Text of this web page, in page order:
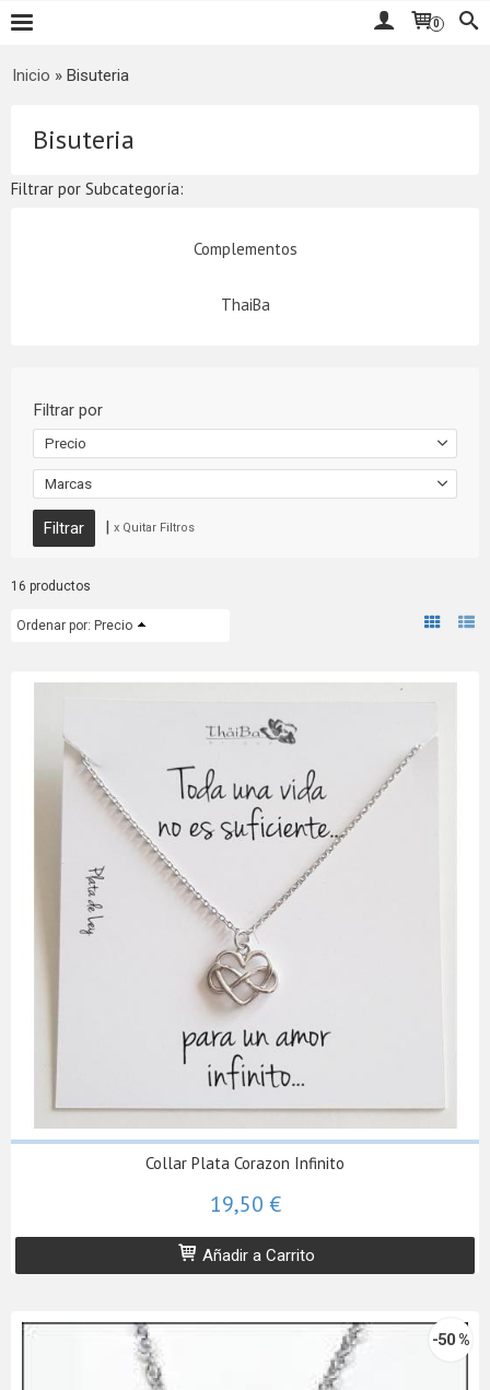
0
Inicio » Bisuteria
Bisuteria
Filtrar por Subcategoría:
Complementos
ThaiBa
Filtrar por
Precio
Marcas
| x Quitar Filtros
16 productos
Ordenar por: Precio
Collar Plata Corazon Infinito
19,50 €
Añadir a Carrito
-50 %